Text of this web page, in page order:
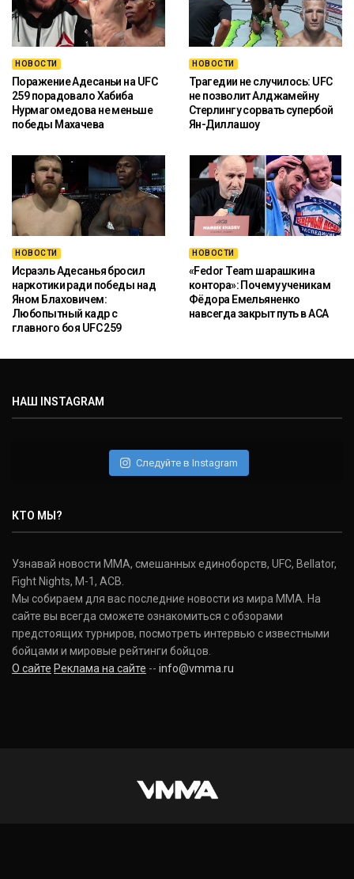
НОВОСТИ
Поражение Адесаньи на UFC
259 порадовало Хабиба
Нурмагомедова не меньше
победы Махачева
НОВОСТИ
Трагедии не случилось: UFC
не позволит Алджамейну
Стерлингу сорвать супербой
Ян-Диллашоу
НОВОСТИ
Исраэль Адесанья бросил
наркотики ради победы над
Яном Блаховичем:
Любопытный кадр с
главного боя UFC 259
НОВОСТИ
«Fedor Team шарашкина
контора»: Почему ученикам
Фёдора Емельяненко
навсегда закрыт путь в ACA
НАШ INSTAGRAM
Следуйте в Instagram
КТО МЫ?
Узнавай новости ММА, смешанных единоборств, UFC, Bellator,
Fight Nights, M-1, ACB.
Мы собираем для вас последние новости из мира ММА. На
сайте вы всегда сможете ознакомиться с обзорами
предстоящих турниров, посмотреть интервью с известными
бойцами и мировые рейтинги бойцов.
О сайте Реклама на сайте -- info@vmma.ru